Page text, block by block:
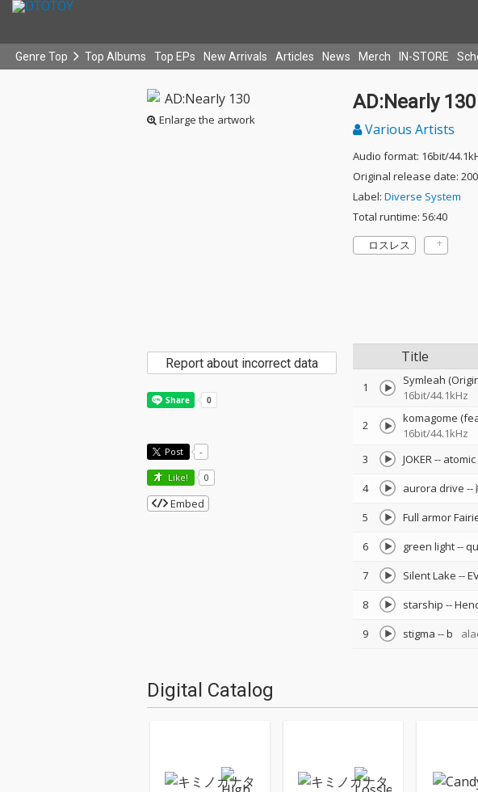
Genre Top Top Albums Top EPs New Arrivals Articles News Merch IN-STORE
Enlarge the artwork
AD:Nearly 130
Various Artists
Audio format: 16bit/
Original release date:
Label: Diverse System
Total runtime: 56:40
ロスレス
Title
1 Symleah
16bit/44.1kHz
2 komagome
16bit/44.1kHz
3 JOKER-- atomic
4
aurora drive --
5
Full armor
6
green light--
7
Silent Lake --
8
starship --
9
stigma --b
Report about incorrect data
Post -
Like! 0
Embed
Digital Catalog